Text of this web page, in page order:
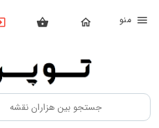
بستن
محصولات
تهیه
اشتراک